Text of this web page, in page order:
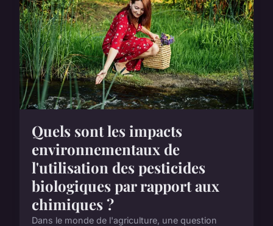
Quels sont les impacts
environnementaux de
l'utilisation des pesticides
biologiques par rapport aux
chimiques ?
Dans le monde de l'agriculture, une question